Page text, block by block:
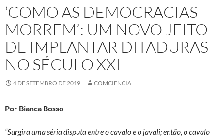
‘COMO AS DEMOCRACIAS
MORREM’: UM NOVO JEITO
DE IMPLANTAR DITADURAS
NO SÉCULO XXI
4 DE SETEMBRO DE 2019 COMCIENCIA
Por Bianca Bosso
“Surgira uma séria disputa entre o cavalo e o javali; então, o cavalo